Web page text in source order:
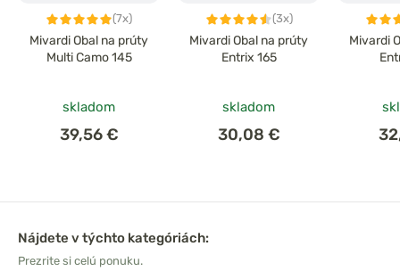
(7x)
Mivardi Obal na prúty
Multi Camo 145
skladom
39,56 €
(3x)
Mivardi Obal na prúty
Entrix 165
skladom
30,08 €
Mivardi
Nájdete v týchto kategóriách:
Prezrite si celú ponuku.